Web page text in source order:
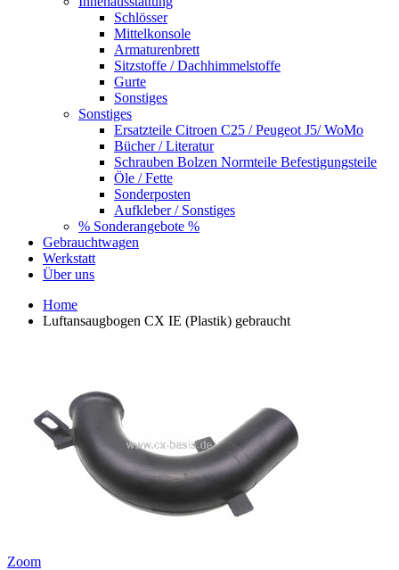
Schlösser
Mittelkonsole
Armaturenbrett
Sitzstoffe / Dachhimmelstoffe
Gurte
Sonstiges
Sonstiges
Ersatzteile Citroen C25 / Peugeot J5/ WoMo
Bücher / Literatur
Schrauben Bolzen Normteile Befestigungsteile
Öle / Fette
Sonderposten
Aufkleber / Sonstiges
% Sonderangebote %
Gebrauchtwagen
Werkstatt
Über uns
Home
Luftansaugbogen CX IE (Plastik) gebraucht
Zoom